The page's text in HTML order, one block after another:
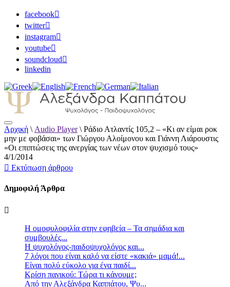
facebook
twitter
instagram
youtube
soundcloud
linkedin
Αλεξάνδρα Καππάτου Ψυχολόγος –
Παιδοψυχολόγος
Αρχική \ Audio Player\ Ράδιο Ατλαντίς 105,2 – «Κι αν είμαι ροκ
μην με φοβάσαι» των Γιώργου Αλοίμονου και Γιάννη Λιάρουστις
«Οι επιπτώσεις της ανεργίας των νέων στον ψυχισμό τους»
4/1/2014
Εκτύπωση άρθρου
Δημοφιλή Άρθρα
Η ομοφυλοφιλία στην εφηβεία – Τα σημάδια και
συμβουλές...
Η ψυχολόγος-παιδοψυχολόγος και...
7 λόγοι που είναι καλό να είστε «κακιά» μαμά!...
Είναι πολύ εύκολο για ένα παιδί...
Κρίση πανικού: Τώρα τι κάνουμε;
Από την Αλεξάνδρα Καππάτου, Ψυ...